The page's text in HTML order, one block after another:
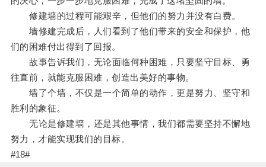
修建墙的过程可能艰辛，但他们的努力并没有白费。
墙修建完成后，人们看到了他们带来的安全和保护，他
们的困难付出得到了回报。
故事告诉我们，无论面临何种困难，只要坚守目标、勇
往直前，就能克服困难，创造出美好的事物。
墙了个墙，不仅是一个简单的动作，更是努力、坚守和
胜利的象征。
无论是修建墙，还是其他事情，我们都需要坚持不懈地
努力，才能实现我们的目标。
#18#